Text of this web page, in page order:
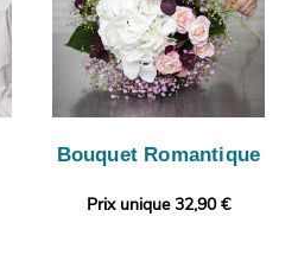
Bouquet Romantique
Prix unique 32,90 €